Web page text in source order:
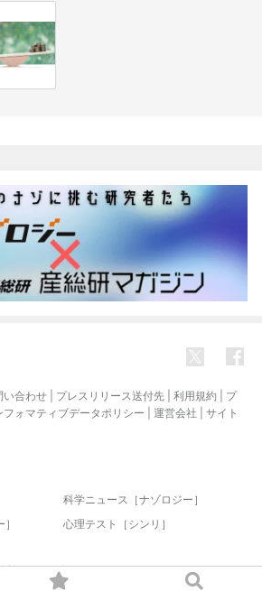
い合わせ プレスリリース送付先 利用規約
プ
フォマティブデータポリシー 運営会社
サイト
科学ニュース［ナゾロジー］
心理テスト［シンリ］
reserved.